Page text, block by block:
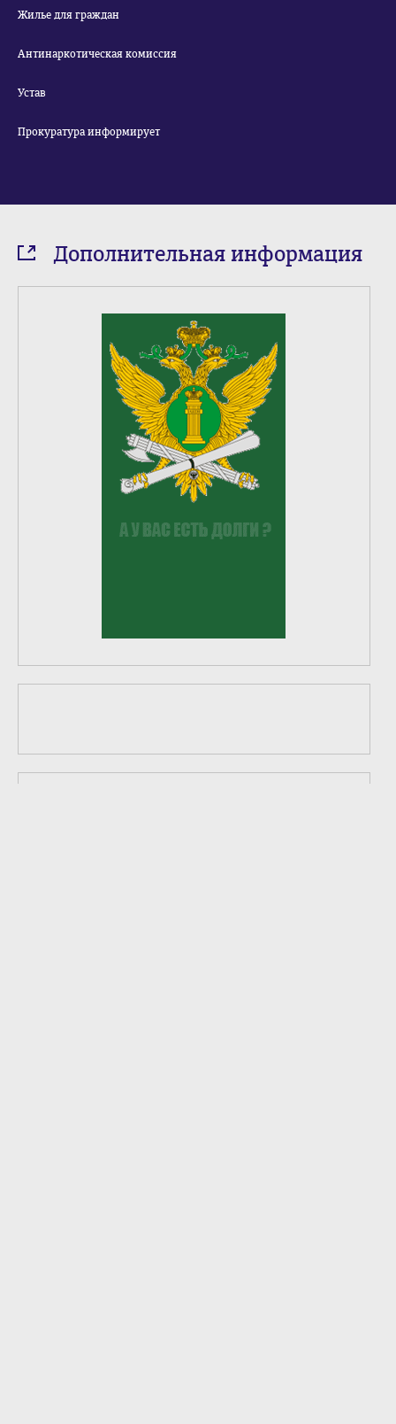
Жилье для граждан
Антинаркотическая комиссия
Устав
Прокуратура информирует
Дополнительная информация